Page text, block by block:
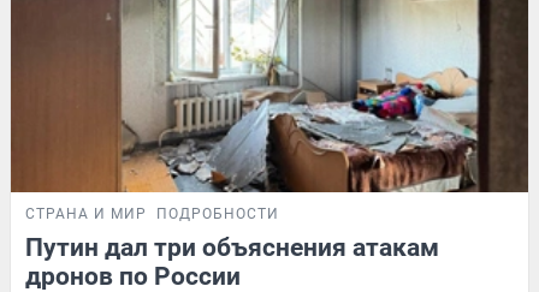
СТРАНА И МИР ПОДРОБНОСТИ
Путин дал три объяснения атакам
дронов по России